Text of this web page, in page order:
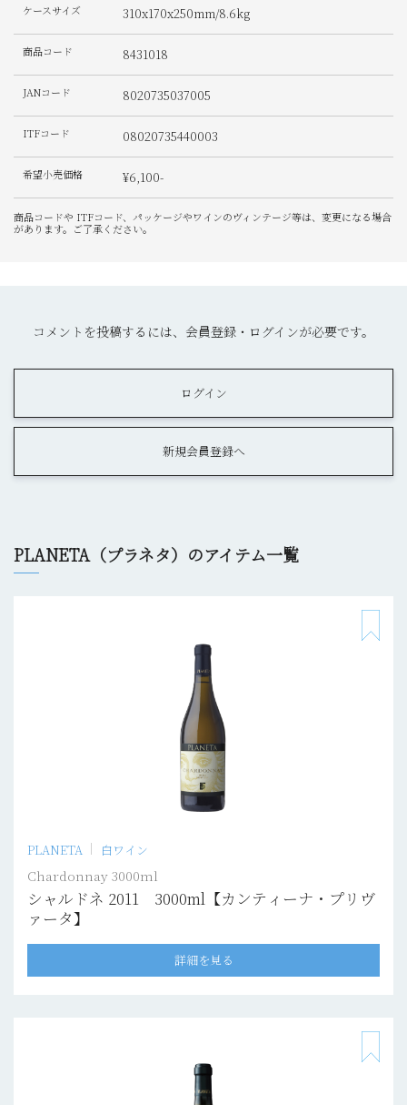
ケースサイズ 310x170x250mm/8.6kg
商品コード 8431018
JANコード 8020735037005
ITFコード 08020735440003
希望小売価格 ¥6,100-
商品コードや ITFコード、パッケージやワインのヴィンテージ等は、変更になる場合
があります。ご了承ください。
コメントを投稿するには、会員登録・ログインが必要です。
ログイン
新規会員登録へ
PLANETA（プラネタ）のアイテム一覧
PLANETA 白ワイン
Chardonnay 3000ml
シャルドネ 2011 3000ml【カンティーナ・プリヴ
ァータ】
詳細を見る